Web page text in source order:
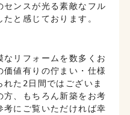
センスが光る素敵なフル
と感じております。
なリフォームを数多くお
価値有りの佇まい・仕様
た2日間ではございま
、もちろん新築をお考
考にご覧いただければ幸